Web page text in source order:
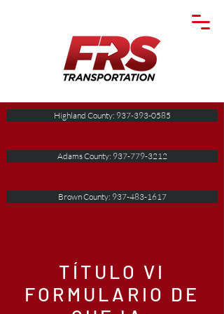
Highland County: 937-393-0585
Adams County: 937-779-3212
Brown County: 937-483-1617
TÍTULO VI
FORMULARIO DE